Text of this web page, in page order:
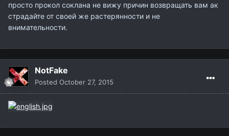
просто прокол соклана не вижу причин возвращать вам ак
страдайте от своей же растерянности и не
внимательности.
NotFake
Posted October 27, 2015